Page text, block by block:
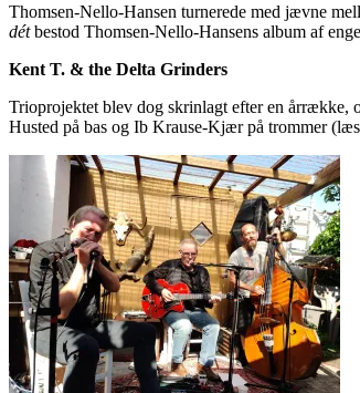
Thomsen-Nello-Hansen turnerede med jævne
détbestod Thomsen-Nello-Hansens album af
Kent T. & the Delta Grinders
Trioprojektet blev dog skrinlagt efter en årrække,
Husted på bas og Ib Krause-Kjær på trommer